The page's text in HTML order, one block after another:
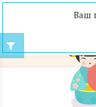
Ваш